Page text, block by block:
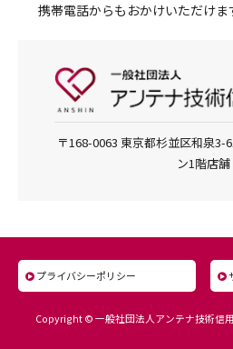
〒168-0063 東京都杉並区和泉3-
ン1階店舗
携帯電話からもおかけいただけま
プライバシーポリシー
Copyright © 一般社団法人アンテナ技術信